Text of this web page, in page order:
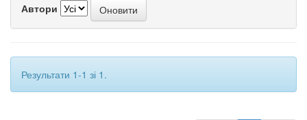
Автори
Результати 1-1 зі 1.